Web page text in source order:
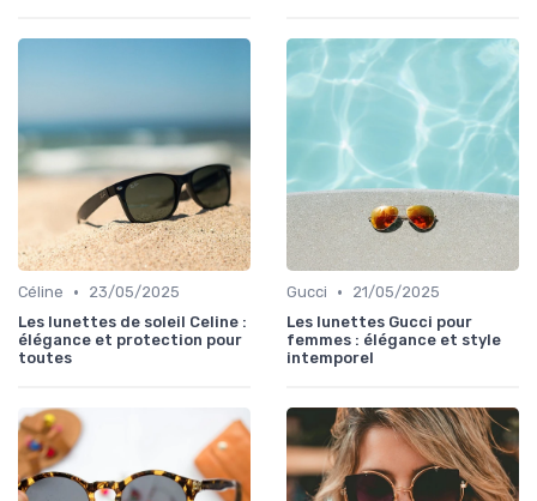
Céline •
23/05/2025
Les lunettes de soleil Celine :
élégance et protection pour
toutes
Gucci •
21/05/2025
Les lunettes Gucci pour
femmes : élégance et style
intemporel